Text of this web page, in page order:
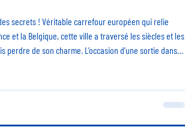
secrets ! Véritable carrefour européen qui relie
et la Belgique, cette ville a traversé les siècles et les
perdre de son charme. L’occasion d’une sortie dans
Saint-Pierre juste à côté en 1885. C’est la raison pour
plu